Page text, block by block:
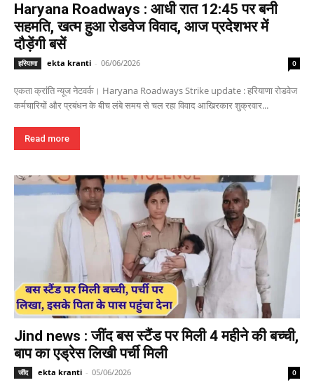
Haryana Roadways : आधी रात 12:45 पर बनी
सहमति, खत्म हुआ रोडवेज विवाद, आज प्रदेशभर में
दौड़ेंगी बसें
हरियाणा ekta kranti - 06/06/2026 0
एकता क्रांति न्यूज नेटवर्क। Haryana Roadways Strike update : हरियाणा रोडवेज
कर्मचारियों और प्रबंधन के बीच लंबे समय से चल रहा विवाद आखिरकार शुक्रवार...
Read more
Jind news : जींद बस स्टैंड पर मिली 4 महीने की बच्ची,
बाप का एड्रेस लिखी पर्ची मिली
जींद ekta kranti - 05/06/2026 0